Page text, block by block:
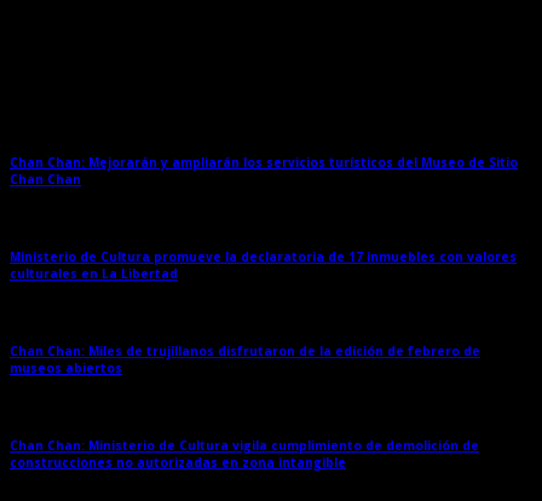
Chan Chan: Mejorarán y ampliarán los servicios turísticos del Museo de Sitio
Chan Chan
Ministerio de Cultura promueve la declaratoria de 17 inmuebles con valores
culturales en La Libertad
Chan Chan: Miles de trujillanos disfrutaron de la edición de febrero de
museos abiertos
Chan Chan: Ministerio de Cultura vigila cumplimiento de demolición de
construcciones no autorizadas en zona intangible